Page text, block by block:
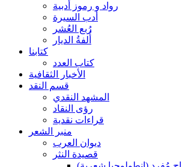
رواد و رموز أدبية
أدب السيرة
رُبع العُشر
أُلفةُ الديار
كتابنا
كتاب العدد
الأخبار الثقافية
قسم النقد
المشهد النقدي
رؤى النقاد
قراءات نقدية
منبر الشعر
ديوان العرب
قصيدة النثر